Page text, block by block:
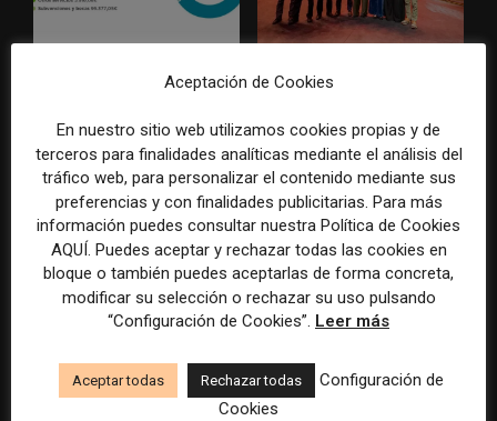
euros
reconoce cinco historias de
sobre el poder, la memoria y
la violencia
Radio Televisión Madrid
establece un sistema de
ADEPA crea un premio
especial para la mejor
cobertura periodística del
Aceptación de Cookies
En nuestro sitio web utilizamos cookies propias y de
terceros para finalidades analíticas mediante el análisis del
tráfico web, para personalizar el contenido mediante sus
preferencias y con finalidades publicitarias. Para más
información puedes consultar nuestra Política de Cookies
AQUÍ. Puedes aceptar y rechazar todas las cookies en
bloque o también puedes aceptarlas de forma concreta,
modificar su selección o rechazar su uso pulsando
“Configuración de Cookies”. Leer más
Aceptar todas Rechazar todas
Configuración de
Cookies